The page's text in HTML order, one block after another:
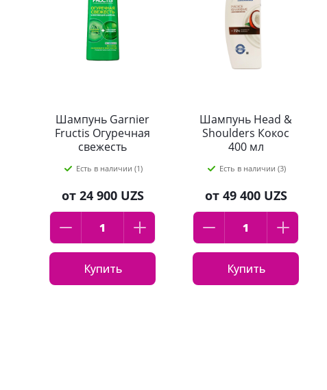
Шампунь Garnier
Fructis Огуречная
свежесть
мл
Есть в наличии (1)
от 24 900 UZS
Купить
Шампунь Head &
Shoulders Кокос
400 мл
Есть в наличии (3)
от 49 400 UZS
Купить